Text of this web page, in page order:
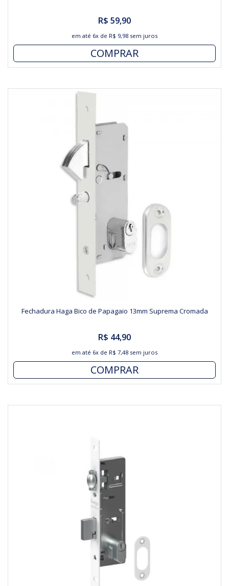
R$ 59,90
em até 6x de R$ 9,98 sem juros
COMPRAR
Fechadura Haga Bico de Papagaio 13mm Suprema Cromada
R$ 44,90
em até 6x de R$ 7,48 sem juros
COMPRAR